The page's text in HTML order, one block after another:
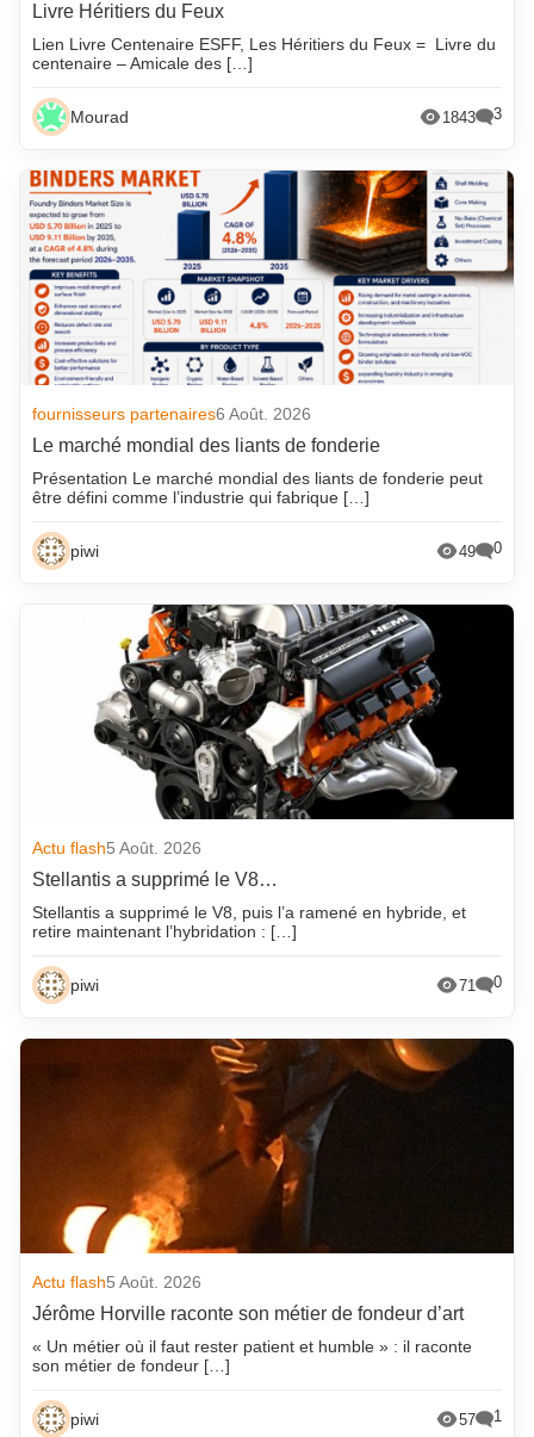
Livre Héritiers du Feux
Lien Livre Centenaire ESFF, Les Héritiers du Feux = Livre du
centenaire – Amicale des […]
Mourad 1843 3
fournisseurs partenaires6 Août. 2026
Le marché mondial des liants de fonderie
Présentation Le marché mondial des liants de fonderie peut
être défini comme l’industrie qui fabrique […]
piwi 49 0
Actu flash5 Août. 2026
Stellantis a supprimé le V8…
Stellantis a supprimé le V8, puis l’a ramené en hybride, et
retire maintenant l’hybridation : […]
piwi 71 0
Actu flash5 Août. 2026
Jérôme Horville raconte son métier de fondeur d’art
« Un métier où il faut rester patient et humble » : il raconte
son métier de fondeur […]
piwi 57 1